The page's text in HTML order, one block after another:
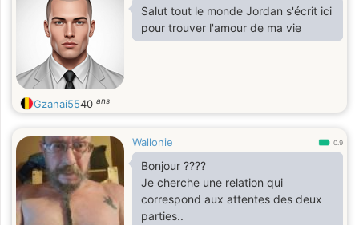
Salut tout le monde Jordan s'écrit ici
pour trouver l'amour de ma vie
Gzanai5540 ans
Wallonie 0.9
Bonjour ????
Je cherche une relation qui
correspond aux attentes des deux
parties..